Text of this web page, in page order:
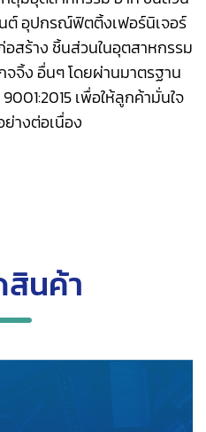
ต์ อุปกรณ์ฟิตติ้งเฟอร์นิเจอร์
ร้าง ชิ้นส่วนในอุตสาหกรรม
จิ้ง อื่นๆ โดยผ่านมาตรฐาน
เพื่อให้ลูกค้ามั่นใจ
างต่อเนื่อง
นค้า